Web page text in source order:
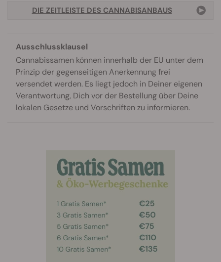
DIE ZEITLEISTE DES CANNABISANBAUS
Ausschlussklausel
Cannabissamen können innerhalb der EU unter dem
Prinzip der gegenseitigen Anerkennung frei
versendet werden. Es liegt jedoch in Deiner eigenen
Verantwortung, Dich vor der Bestellung über Deine
lokalen Gesetze und Vorschriften zu informieren.